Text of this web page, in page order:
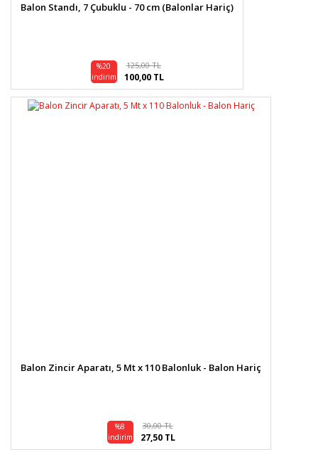
Balon Standı, 7 Çubuklu - 70 cm (Balonlar Hariç)
%20
indirim
125,00 TL
100,00 TL
Balon Zincir Aparatı, 5 Mt x 110 Balonluk - Balon Hariç
%8
indirim
30,00 TL
27,50 TL